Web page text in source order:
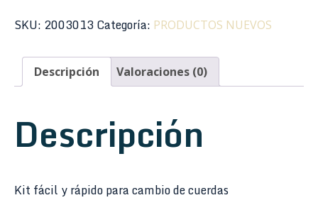
65
Dunlop
121
cantidad
SKU: 2003013Categoría: PRODUCTOS NUEVOS
Descripción Valoraciones (0)
Descripción
Kit fácil y rápido para cambio de cuerdas